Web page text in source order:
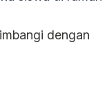
dengan